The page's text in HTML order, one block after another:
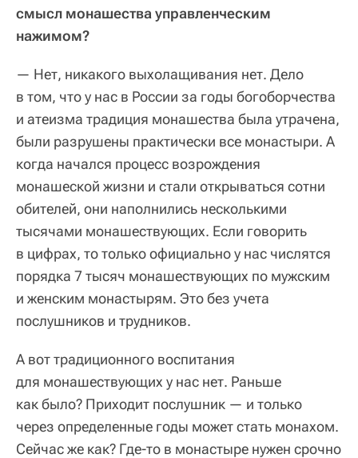
смысл монашества управленческим
нажимом?
— Нет, никакого выхолащивания нет. Дело
в том, что у нас в России за годы богоборчества
и атеизма традиция монашества была утрачена,
были разрушены практически все монастыри. А
когда начался процесс возрождения
монашеской жизни и стали открываться сотни
обителей, они наполнились несколькими
тысячами монашествующих. Если говорить
в цифрах, то только официально у нас числятся
порядка 7 тысяч монашествующих по мужским
и женским монастырям. Это без учета
послушников и трудников.
А вот традиционного воспитания
для монашествующих у нас нет. Раньше
как было? Приходит послушник — и только
через определенные годы может стать монахом.
Сейчас же как? Где-то в монастыре нужен срочно